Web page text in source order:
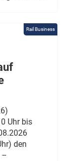
Rail Business
Uhr bis
den
–